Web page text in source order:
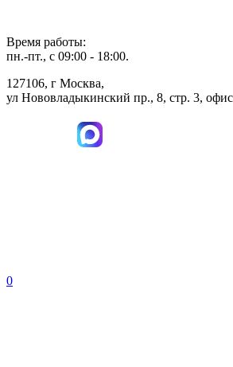
Время работы:
пн.-пт., с 09:00 - 18:00.
127106, г Москва,
ул Нововладыкинский пр., 8, стр. 3,
0